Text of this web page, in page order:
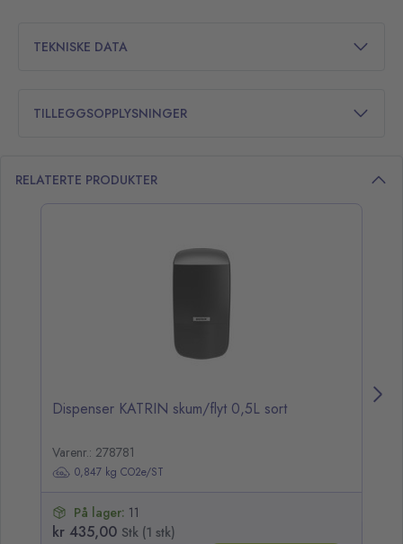
TEKNISKE DATA
TILLEGGSOPPLYSNINGER
RELATERTE PRODUKTER
Dispenser KATRIN skum/flyt 0,5L sort
Varenr.: 278781
0,847 kg CO2e/ST
På lager: 11
kr 435,00 Stk (1 stk)